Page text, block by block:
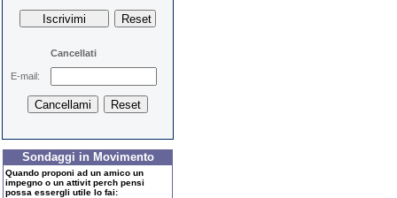
Cancellati
E-mail:
Sondaggi in Movimento
Quando proponi ad un amico un
impegno o un attivit perch pensi
possa essergli utile lo fai: